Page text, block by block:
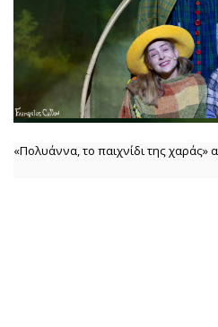
«Πολυάννα, το παιχνίδι της